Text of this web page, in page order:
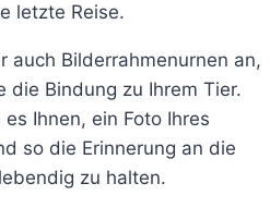
letzte Reise.
auch Bilderrahmenurnen an,
Bindung zu Ihrem Tier.
Ihnen, ein Foto Ihres
so die Erinnerung an die
zu halten.